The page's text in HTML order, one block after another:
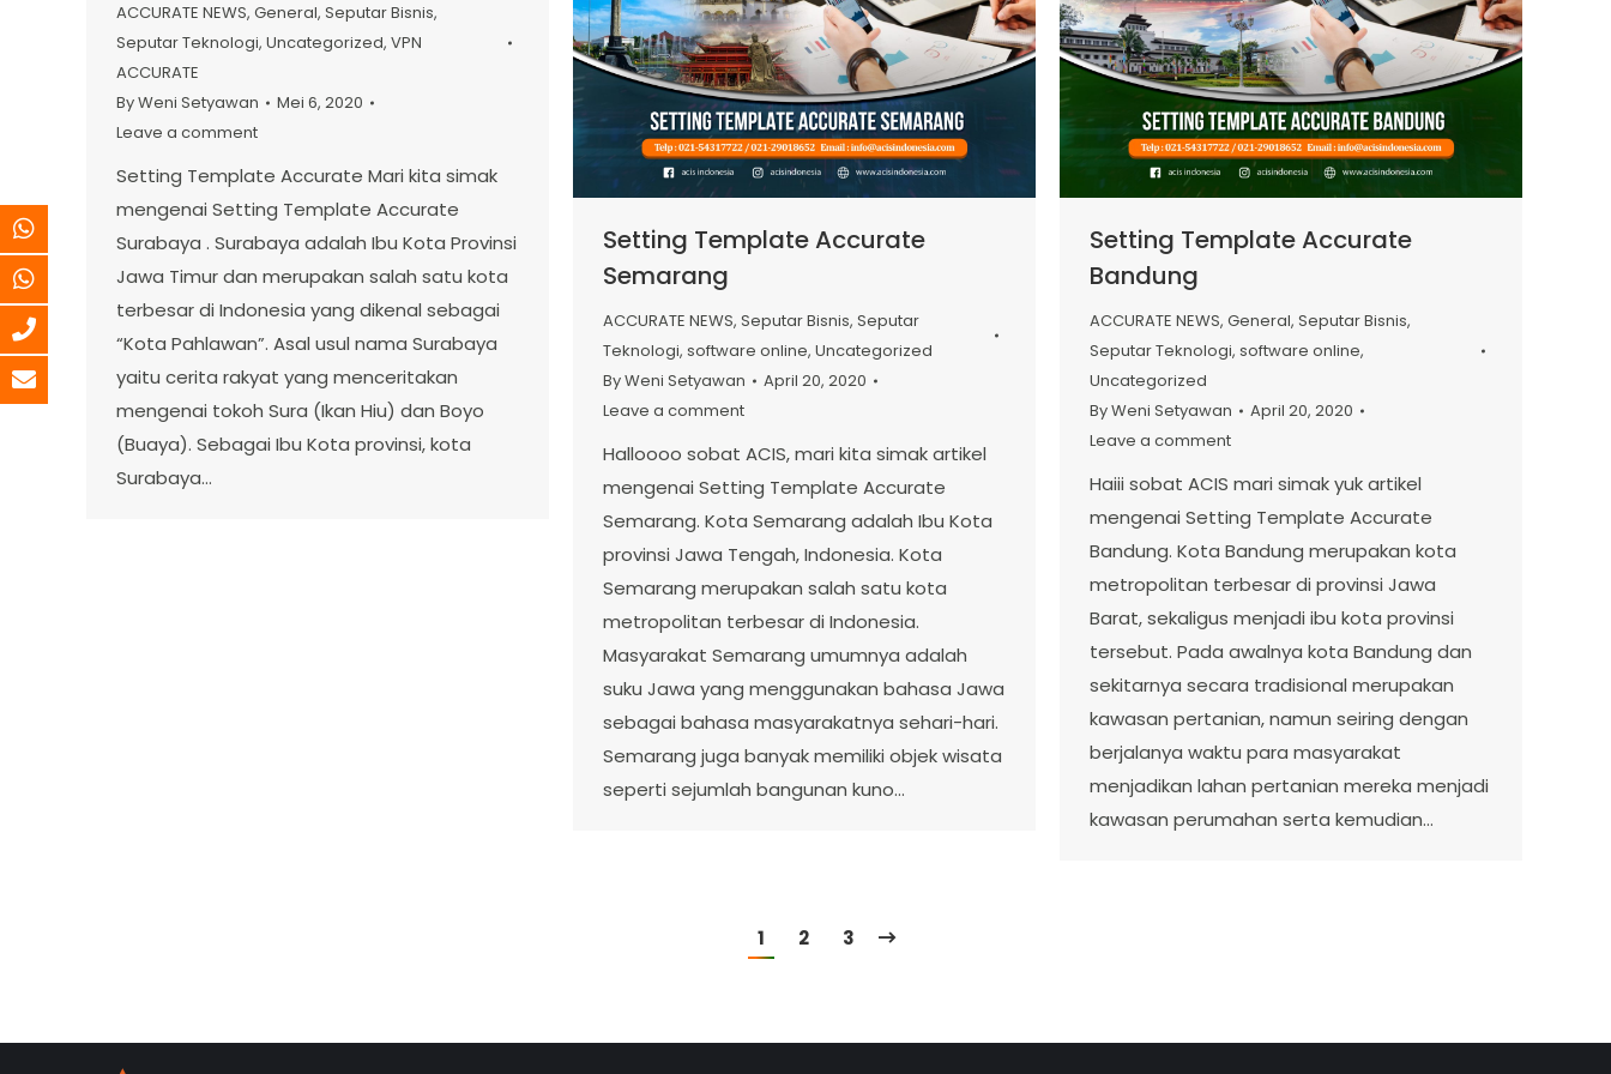
ACCURATE NEWS, General, Seputar Bisnis,
Seputar Teknologi, Uncategorized, VPN
ACCURATE
ByWeni Setyawan
Mei 6, 2020
Leave a comment
Setting Template Accurate Mari kita simak
mengenai Setting Template Accurate
Surabaya . Surabaya adalah Ibu Kota Provinsi
Jawa Timur dan merupakan salah satu kota
terbesar di Indonesia yang dikenal sebagai
“Kota Pahlawan”. Asal usul nama Surabaya
yaitu cerita rakyat yang menceritakan
mengenai tokoh Sura (Ikan Hiu) dan Boyo
(Buaya). Sebagai Ibu Kota provinsi, kota
Surabaya…
Setting Template Accurate
Semarang
ACCURATE NEWS, Seputar Bisnis, Seputar
Teknologi, software online, Uncategorized
ByWeni Setyawan
April 20, 2020
Leave a comment
Halloooo sobat ACIS, mari kita simak artikel
mengenai Setting Template Accurate
Semarang. Kota Semarang adalah Ibu Kota
provinsi Jawa Tengah, Indonesia. Kota
Semarang merupakan salah satu kota
metropolitan terbesar di Indonesia.
Masyarakat Semarang umumnya adalah
suku Jawa yang menggunakan bahasa Jawa
sebagai bahasa masyarakatnya sehari-hari.
Semarang juga banyak memiliki objek wisata
seperti sejumlah bangunan kuno…
Setting Template Accurate
Bandung
ACCURATE NEWS, General, Seputar Bisnis,
Seputar Teknologi, software online,
Uncategorized
ByWeni Setyawan
April 20, 2020
Leave a comment
Haiii sobat ACIS mari simak yuk artikel
mengenai Setting Template Accurate
Bandung. Kota Bandung merupakan kota
metropolitan terbesar di provinsi Jawa
Barat, sekaligus menjadi ibu kota provinsi
tersebut. Pada awalnya kota Bandung dan
sekitarnya secara tradisional merupakan
kawasan pertanian, namun seiring dengan
berjalanya waktu para masyarakat
menjadikan lahan pertanian mereka menjadi
kawasan perumahan serta kemudian…
1 2 3